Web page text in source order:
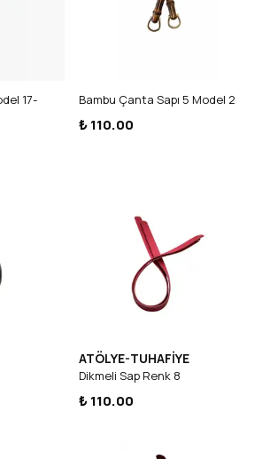
17-
Bambu Çanta Sapı 5 Model 2
₺ 110.00
ATÖLYE-TUHAFİYE
Dikmeli Sap Renk 8
₺ 110.00